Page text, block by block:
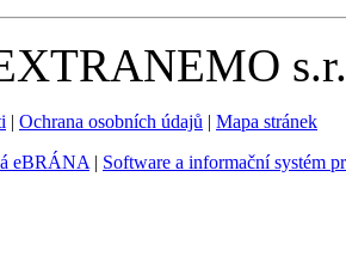
| Ochrana osobních údajů | Mapa stránek
eBRÁNA | Software a informační systém